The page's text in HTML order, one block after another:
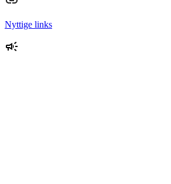
Nyttige links